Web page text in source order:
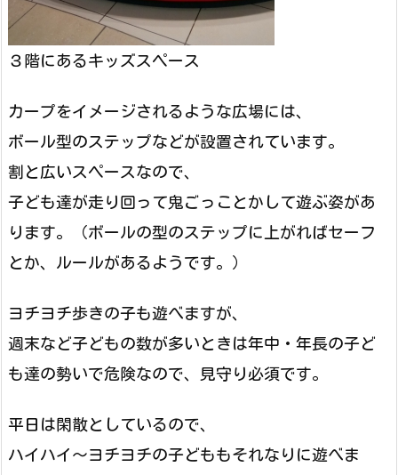
３階にあるキッズスペース
カープをイメージされるような広場には、
ボール型のステップなどが設置されています。
割と広いスペースなので、
子ども達が走り回って鬼ごっことかして遊ぶ姿があ
ります。（ボールの型のステップに上がればセーフ
とか、ルールがあるようです。）
ヨチヨチ歩きの子も遊べますが、
週末など子どもの数が多いときは年中・年長の子ど
も達の勢いで危険なので、見守り必須です。
平日は閑散としているので、
ハイハイ～ヨチヨチの子どももそれなりに遊べま